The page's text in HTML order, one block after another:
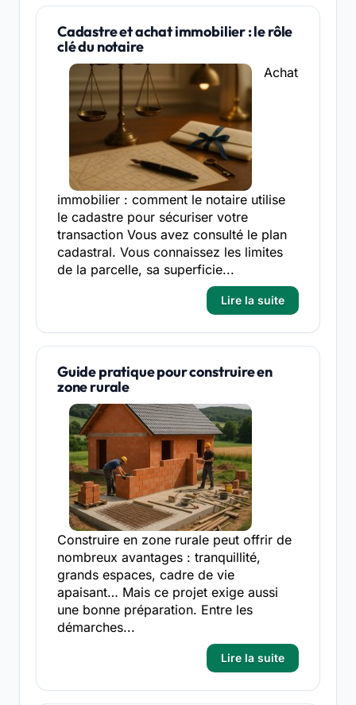
Cadastre et achat immobilier : le rôle
clé du notaire
Achat
immobilier : comment le notaire utilise
le cadastre pour sécuriser votre
transaction Vous avez consulté le plan
cadastral. Vous connaissez les limites
de la parcelle, sa superficie...
Lire la suite
Guide pratique pour construire en
zone rurale
Construire en zone rurale peut offrir de
nombreux avantages : tranquillité,
grands espaces, cadre de vie
apaisant… Mais ce projet exige aussi
une bonne préparation. Entre les
démarches...
Lire la suite